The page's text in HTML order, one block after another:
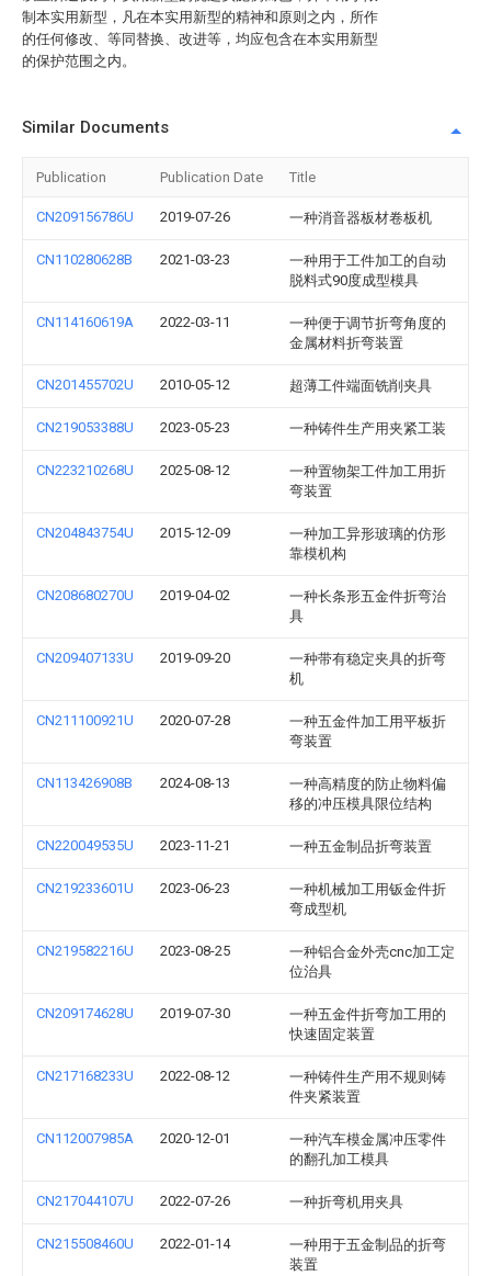
制本实用新型，凡在本实用新型的精神和原则之内，所作
的任何修改、等同替换、改进等，均应包含在本实用新型
的保护范围之内。
Similar Documents
Publication Publication Date Title
CN209156786U 2019-07-26 一种消音器板材卷板机
CN110280628B 2021-03-23
一种用于工件加工的自动
脱料式90度成型模具
CN114160619A 2022-03-11
一种便于调节折弯角度的
金属材料折弯装置
CN201455702U 2010-05-12 超薄工件端面铣削夹具
CN219053388U 2023-05-23 一种铸件生产用夹紧工装
CN223210268U 2025-08-12
一种置物架工件加工用折
弯装置
CN204843754U 2015-12-09
一种加工异形玻璃的仿形
靠模机构
CN208680270U 2019-04-02
一种长条形五金件折弯治
具
CN209407133U 2019-09-20
一种带有稳定夹具的折弯
机
CN211100921U 2020-07-28
一种五金件加工用平板折
弯装置
CN113426908B 2024-08-13
一种高精度的防止物料偏
移的冲压模具限位结构
CN220049535U 2023-11-21 一种五金制品折弯装置
CN219233601U 2023-06-23
一种机械加工用钣金件折
弯成型机
CN219582216U 2023-08-25
一种铝合金外壳cnc加工定
位治具
CN209174628U 2019-07-30
一种五金件折弯加工用的
快速固定装置
CN217168233U 2022-08-12
一种铸件生产用不规则铸
件夹紧装置
CN112007985A 2020-12-01
一种汽车模金属冲压零件
的翻孔加工模具
CN217044107U 2022-07-26 一种折弯机用夹具
CN215508460U 2022-01-14
一种用于五金制品的折弯
装置